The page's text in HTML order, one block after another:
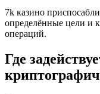
7k казино
определённые цели и
операций.
Где